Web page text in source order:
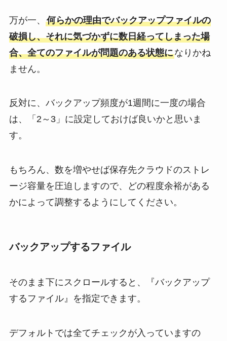
万が一、 何らかの理由でバックアップファイルの
破損し、それに気づかずに数日経ってしまった場
合、全てのファイルが問題のある状態になりかね
ません。
反対に、バックアップ頻度が1週間に一度の場合
は、「2～3」に設定しておけば良いかと思いま
す。
もちろん、数を増やせば保存先クラウドのストレ
ージ容量を圧迫しますので、どの程度余裕がある
かによって調整するようにしてください。
バックアップするファイル
そのまま下にスクロールすると、『バックアップ
するファイル』を指定できます。
デフォルトでは全てチェックが入っていますの